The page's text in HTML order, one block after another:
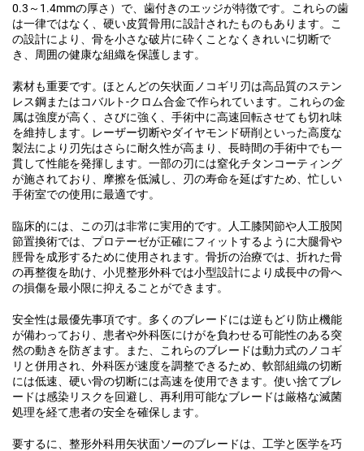
0.3～1.4mmの厚さ）で、歯付きのエッジが特徴です。これらの歯
は一律ではなく、硬い皮質骨用に設計されたものもあります。こ
の設計により、骨を小さな破片に砕くことなくきれいに切断で
き、周囲の健康な組織を保護します。
素材も重要です。ほとんどの矢状面ノコギリ刃は高品質のステン
レス鋼またはコバルト-クロム合金で作られています。これらの金
属は強度が高く、さびに強く、手術中に高速回転させても切れ味
を維持します。レーザー切断やダイヤモンド研削といった高度な
製法により刃先はさらに耐久性が高まり、長時間の手術中でも一
貫して性能を発揮します。一部の刃には窒化チタンコーティング
が施されており、摩擦を低減し、刃の寿命を延ばすため、忙しい
手術室での使用に最適です。
臨床的には、この刃は非常に実用的です。人工膝関節や人工股関
節置換術では、プロテーゼが正確にフィットするように大腿骨や
脛骨を成形するために使用されます。骨折の治療では、折れた骨
の再整復を助け、小児整形外科では小型設計により成長中の骨へ
の損傷を最小限に抑えることができます。
安全性は最優先事項です。多くのブレードには逆もどり防止機能
が備わっており、患者や外科医にけがを負わせる可能性のある突
然の動きを防ぎます。また、これらのブレードは動力式のノコギ
リと併用され、外科医が速度を調整できるため、軟部組織の切断
には低速、硬い骨の切断には高速を使用できます。使い捨てブレ
ードは感染リスクを回避し、再利用可能なブレードは厳格な滅菌
処理を経て患者の安全を確保します。
要するに、整形外科用矢状面ソーのブレードは、工学と医学を巧